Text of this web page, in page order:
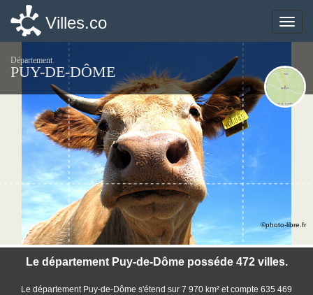
Toggle
Villes.co
Département
PUY-DE-DÔME
Le département Puy-de-Dôme posséde 472 villes.
Le département Puy-de-Dôme s'étend sur 7 970 km² et compte 635 469
©photo-libre.fr
Toggle
Villes.co